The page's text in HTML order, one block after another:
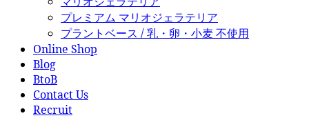
プレミアム マリオジェラテリア
プラントベース / 乳・卵・小麦 不使用
Online Shop
Blog
BtoB
Contact Us
Recruit